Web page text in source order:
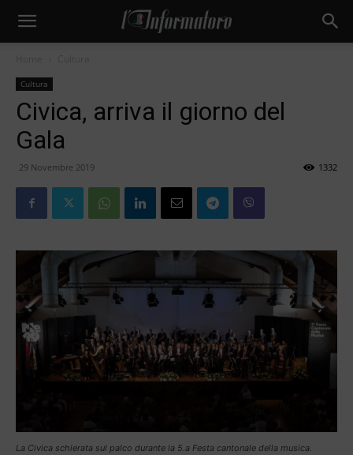
Cultura
Civica, arriva il giorno del
Gala
29 Novembre 2019 1332
La Civica schierata sul palco durante la 5.a Festa cantonale della musica.